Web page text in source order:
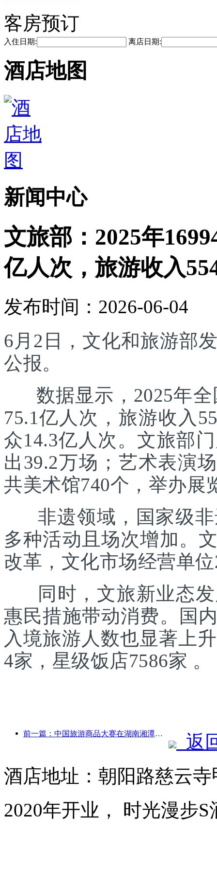
客房预订
入住日期: 离店日期:
酒店地图
新闻中心
文旅部：2025年
亿人次，旅游收入
发布时间：2026-06-04
6月2日，文化和旅游部
公报。
数据显示，2025年全
75.1亿人次，旅游收入
众14.3亿人次。文旅部
出39.2万场；艺术表演
共美术馆740个，举办展
非遗领域，国家级非
多种活动且场次增加。
改革，文化市场经营单
同时，文旅新业态发
惠民措施带动消费。国
入境旅游人数也显著上
4家，星级饭店7586家 。
前一篇：中国旅游商品大赛在湖南湘潭成功举办
返
酒店地址：朝阳路慈云
2020年开业， 时光漫